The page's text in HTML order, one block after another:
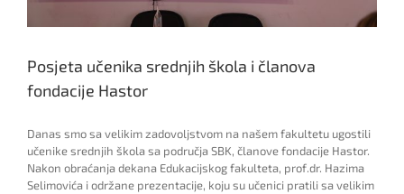
Posjeta učenika srednjih škola i članova
fondacije Hastor
Danas smo sa velikim zadovoljstvom na našem fakultetu ugostili
učenike srednjih škola sa područja SBK, članove fondacije Hastor.
Nakon obraćanja dekana Edukacijskog fakulteta, prof.dr. Hazima
Selimovića i održane prezentacije, koju su učenici pratili sa velikim